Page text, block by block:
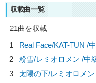
収載曲一覧
21曲を収載
1
Real Face/KAT-TUN /
2
粉雪/レミオロメン /中
3
太陽の下/レミオロメン